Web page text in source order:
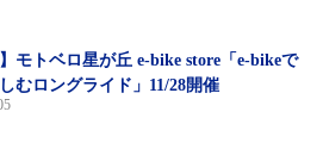
：
en/index.html
en/index.html
】モトベロ星が丘 e-bike store「e-bikeで
むロングライド」11/28開催